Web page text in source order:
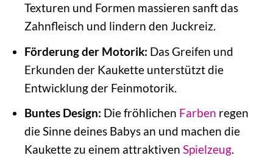
Texturen und Formen massieren sanft das
Zahnfleisch und lindern den Juckreiz.
Förderung der Motorik: Das Greifen und
Erkunden der Kaukette unterstützt die
Entwicklung der Feinmotorik.
Buntes Design: Die fröhlichen Farben regen
die Sinne deines Babys an und machen die
Kaukette zu einem attraktiven Spielzeug.